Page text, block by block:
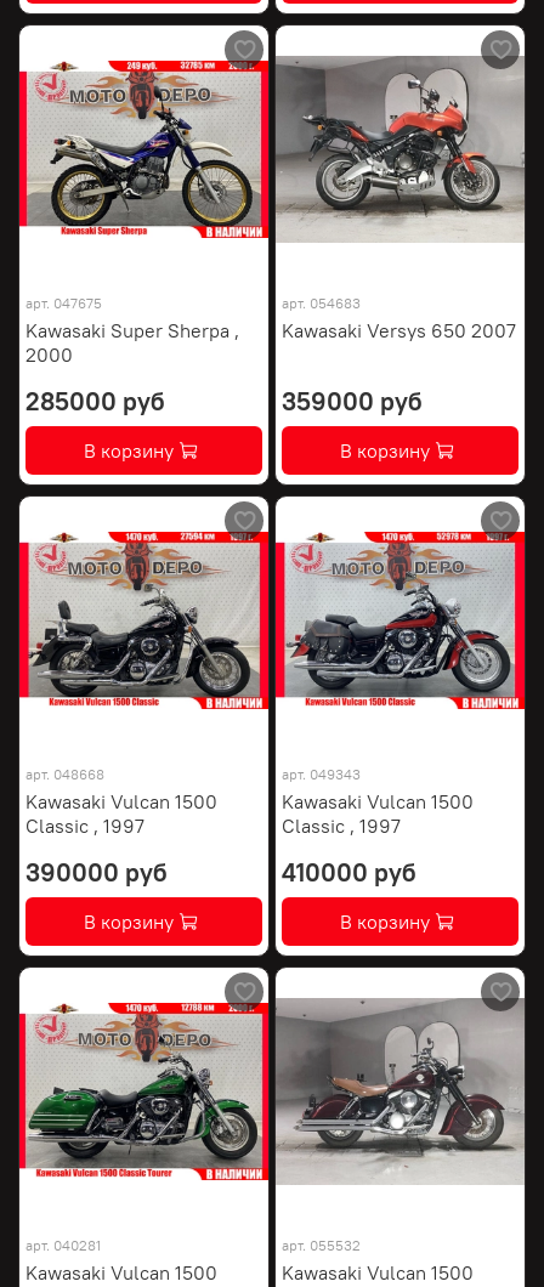
арт. 047675
Kawasaki Super Sherpa ,
2000
285000 руб
В корзину
арт. 054683
Kawasaki Versys 650 2007
359000 руб
В корзину
арт. 048668
Kawasaki Vulcan 1500
Classic , 1997
390000 руб
В корзину
арт. 049343
Kawasaki Vulcan 1500
Classic , 1997
410000 руб
В корзину
арт. 040281
Kawasaki Vulcan 1500
арт. 055532
Kawasaki Vulcan 1500